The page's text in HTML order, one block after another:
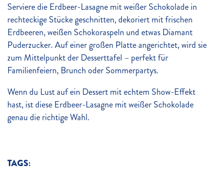
Serviere die Erdbeer-Lasagne mit weißer Schokolade in
rechteckige Stücke geschnitten, dekoriert mit frischen
Erdbeeren, weißen Schokoraspeln und etwas Diamant
Puderzucker. Auf einer großen Platte angerichtet, wird sie
zum Mittelpunkt der Desserttafel – perfekt für
Familienfeiern, Brunch oder Sommerpartys.
Wenn du Lust auf ein Dessert mit echtem Show-Effekt
hast, ist diese Erdbeer-Lasagne mit weißer Schokolade
genau die richtige Wahl.
TAGS: